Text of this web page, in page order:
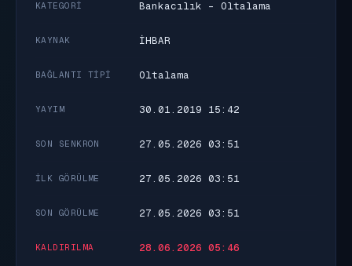
KATEGORI Bankacılık - Oltalama
KAYNAK İHBAR
BAĞLANTI TIPI Oltalama
YAYIM 30.01.2019 15:42
SON SENKRON 27.05.2026 03:51
İLK GÖRÜLME 27.05.2026 03:51
SON GÖRÜLME 27.05.2026 03:51
KALDIRILMA 28.06.2026 05:46